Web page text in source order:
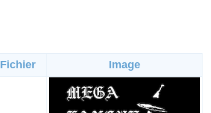
Fichier Image